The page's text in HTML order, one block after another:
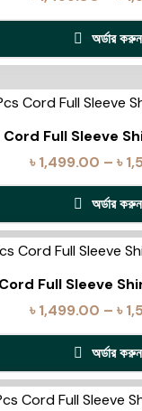
অর্ডার করুন
Cord Full Sleeve
৳1,499.00 – ৳
অর্ডার করুন
Full Sleeve
৳1,499.00 – ৳
অর্ডার করুন